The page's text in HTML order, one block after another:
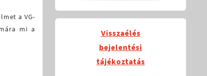
a VG-
mi a
Visszaélés
bejelentési
tájékoztatás